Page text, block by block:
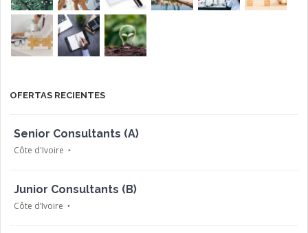
OFERTAS RECIENTES
Senior Consultants (A)
Côte d'Ivoire
Junior Consultants (B)
Côte d’Ivoire